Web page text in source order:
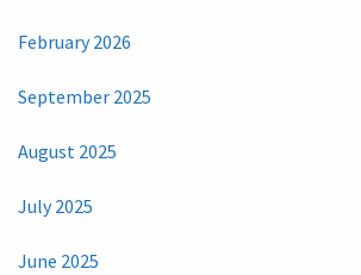
February 2026
September 2025
August 2025
July 2025
June 2025